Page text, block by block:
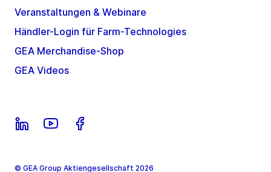
Veranstaltungen & Webinare
Händler-Login für Farm-Technologies
GEA Merchandise-Shop
GEA Videos
© GEA Group Aktiengesellschaft 2026